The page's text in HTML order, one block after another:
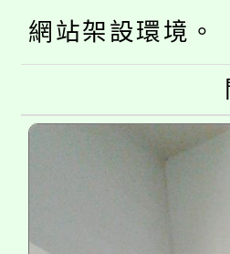
程，歡迎
心理、諮
系所師生
縣市「校
門員」簡
踴躍報名
桃園市
要點
「桃園市
展演活動
115年度
義教育推
網站架設環境。